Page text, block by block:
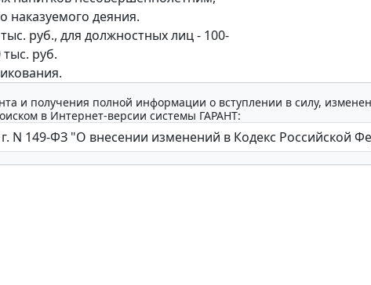
наказуемого деяния.
руб., для должностных лиц - 100-
руб.
и получения полной информации о вступлении в силу,
в Интернет-версии системы ГАРАНТ: